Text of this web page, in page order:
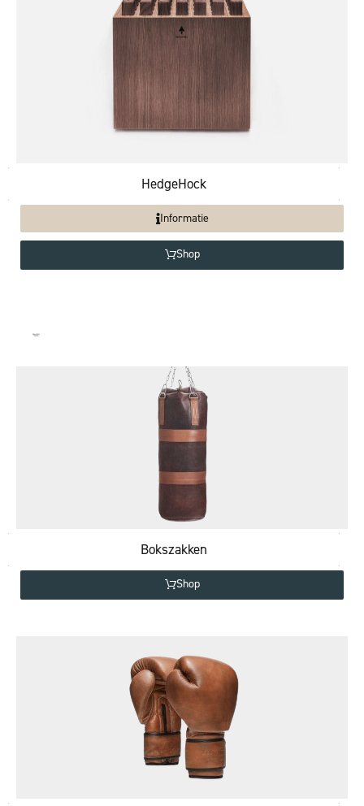
HedgeHock
Informatie
Shop
Bokszakken
Shop